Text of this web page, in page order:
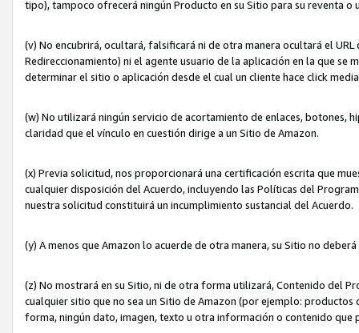
tipo), tampoco ofrecerá ningún Producto en su Sitio para su reventa o
(v) No encubrirá, ocultará, falsificará ni de otra manera ocultará el
Redireccionamiento) ni el agente usuario de la aplicación en la que
determinar el sitio o aplicación desde el cual un cliente hace click
(w) No utilizará ningún servicio de acortamiento de enlaces, botones,
claridad que el vínculo en cuestión dirige a un Sitio de Amazon.
(x) Previa solicitud, nos proporcionará una certificación escrita que
cualquier disposición del Acuerdo, incluyendo las Políticas del
nuestra solicitud constituirá un incumplimiento sustancial del Acuerdo.
(y) A menos que Amazon lo acuerde de otra manera, su Sitio no
(z) No mostrará en su Sitio, ni de otra forma utilizará, Contenido del
cualquier sitio que no sea un Sitio de Amazon (por ejemplo:
forma, ningún dato, imagen, texto u otra información o contenido